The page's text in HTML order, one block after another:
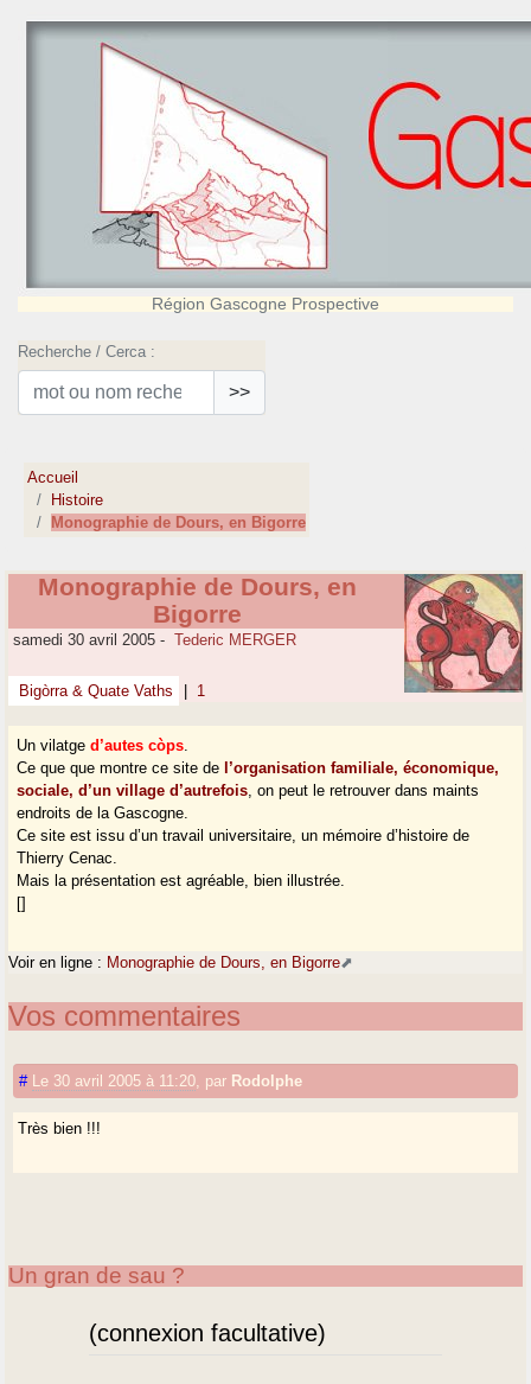
Région Gascogne Prospective
Recherche / Cerca :
>>
Accueil
Histoire
Monographie de Dours, en Bigorre
Monographie de Dours, en
Bigorre
samedi 30 avril 2005 - Tederic MERGER
Bigòrra & Quate Vaths 1
Un vilatged’autes còps.
Ce que que montre ce site de l’organisation familiale, économique,
sociale, d’un village d’autrefois, on peut le retrouver dans maints
endroits de la Gascogne.
Ce site est issu d’un travail universitaire, un mémoire d’histoire de
Thierry Cenac.
Mais la présentation est agréable, bien illustrée.
[]
Voir en ligne : Monographie de Dours, en Bigorre
Vos commentaires
# Le 30 avril 2005 à 11:20 par Rodolphe
Très bien !!!
Un gran de sau ?
(connexion facultative)